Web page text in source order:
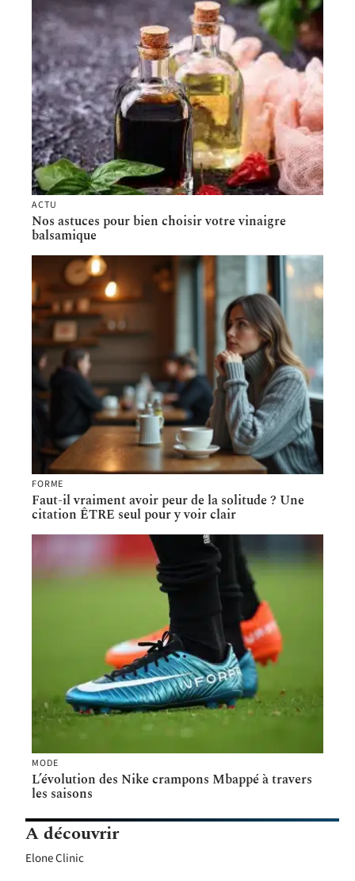
ACTU
Nos astuces pour bien choisir votre vinaigre
balsamique
FORME
Faut-il vraiment avoir peur de la solitude ? Une
citation ÊTRE seul pour y voir clair
MODE
L’évolution des Nike crampons Mbappé à travers
les saisons
A découvrir
Elone Clinic